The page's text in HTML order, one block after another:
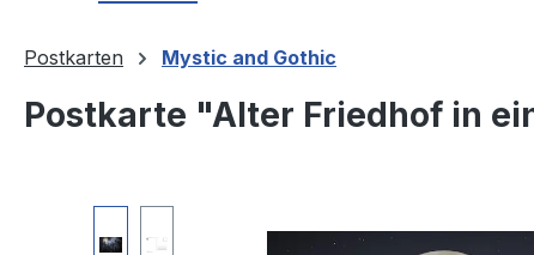
Postkarten Mystic and Gothic
Postkarte "Alter Friedhof in